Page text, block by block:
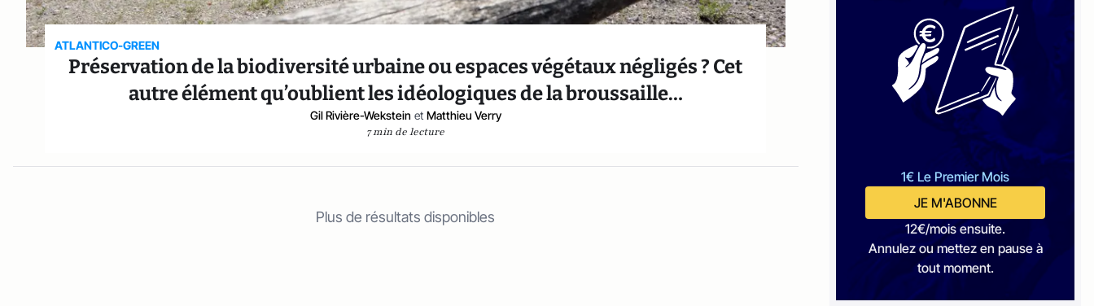
ATLANTICO-GREEN
Préservation de la biodiversité urbaine ou espaces végétaux négligés ? Cet
autre élément qu’oublient les idéologiques de la broussaille…
Gil Rivière-Wekstein et Matthieu Verry
7 min de lecture
Plus de résultats disponibles
1€ Le Premier Mois
JE M'ABONNE
12€/mois ensuite.
Annulez ou mettez en pause à
tout moment.